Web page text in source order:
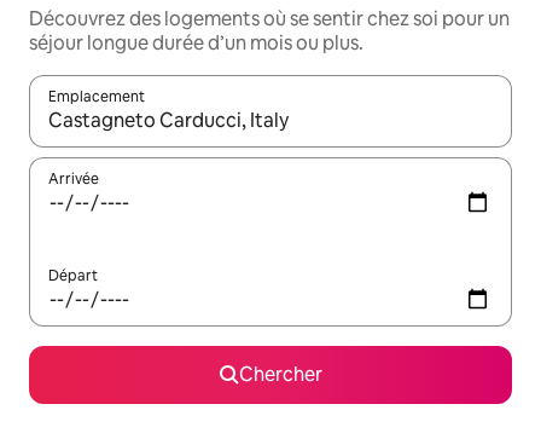
Découvrez des logements où se sentir chez soi pour un
séjour longue durée d’un mois ou plus.
Emplacement
Quand les résultats sont affichés, parcourez-les en utilisant
Arrivée
Départ
Chercher